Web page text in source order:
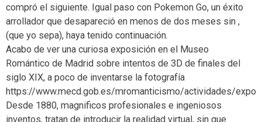
compró el siguiente. Igual paso con Pokemon Go, un éxito
arrollador que desapareció en menos de dos meses sin ,
(que yo sepa), haya tenido continuación.
Acabo de ver una curiosa exposición en el Museo
Romántico de Madrid sobre intentos de 3D de finales del
siglo XIX, a poco de inventarse la fotografía
https://www.mecd.gob.es/mromanticismo/actividades/
Desde 1880, magnificos profesionales e ingeniosos
inventos, tratan de introducir la realidad virtual, sin que